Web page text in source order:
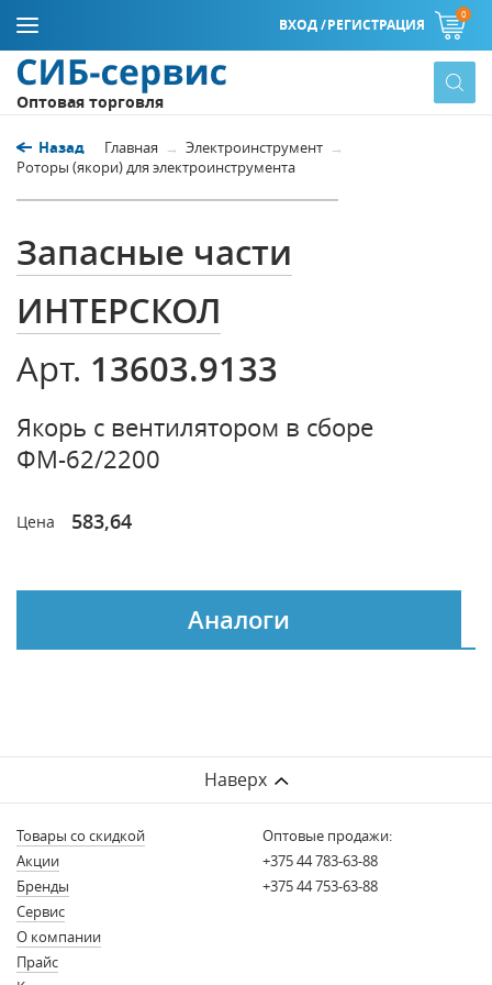
ВХОД /РЕГИСТРАЦИЯ
0
Оптовая торговля
Назад Главная
Электроинструмент
Роторы (якори) для электроинструмента
Запасные части
ИНТЕРСКОЛ
Арт. 13603.9133
Якорь с вентилятором в сборе
ФМ-62/2200
Цена 583,64
Аналоги
Наверх
Товары со скидкой
Акции
Бренды
Сервис
О компании
Прайс
Оптовые продажи:
+375 44 783-63-88
+375 44 753-63-88